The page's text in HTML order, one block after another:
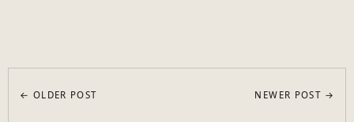
← OLDER POST NEWER POST →